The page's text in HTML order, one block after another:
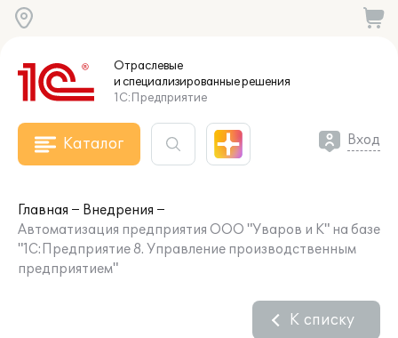
Отраслевые
и специализированныерешения
1С:Предприятие
Каталог Вход
Главная
Внедрения
Автоматизация предприятия ООО "Уваров и К" на базе
"1С:Предприятие 8. Управление производственным
предприятием"
К списку